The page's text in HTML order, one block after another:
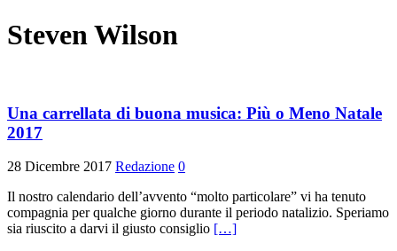
Steven Wilson
Una carrellata di buona musica: Più o Meno Natale
2017
28 Dicembre 2017 Redazione 0
Il nostro calendario dell’avvento “molto particolare” vi ha tenuto
compagnia per qualche giorno durante il periodo natalizio. Speriamo
sia riuscito a darvi il giusto consiglio […]